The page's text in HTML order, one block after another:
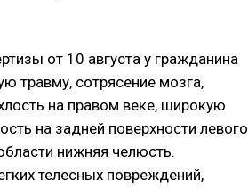
от 10 августа у гражданина
травму, сотрясение мозга,
на правом веке, широкую
на задней поверхности левого
нижняя челюсть.
телесных повреждений,